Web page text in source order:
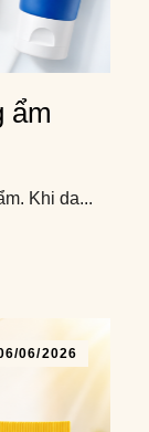
ẩm
Khi da...
06/2026